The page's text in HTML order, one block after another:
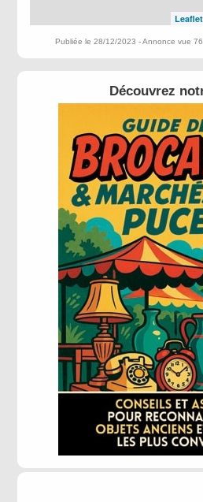
Leaflet
Publiée le 28/12/2023 - Annonce vue
Découvrez